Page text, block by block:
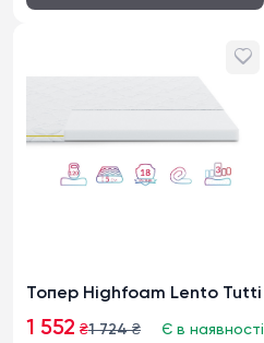
Топер Highfoam Lento Tutti
1 552 ₴1 724₴ Є в наявності